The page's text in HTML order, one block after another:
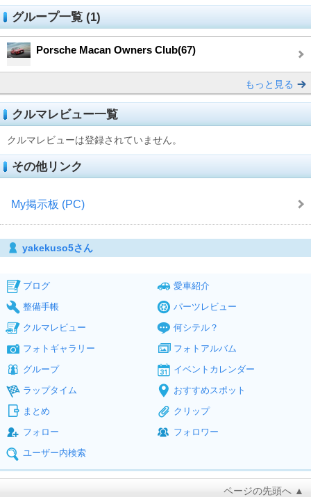
グループ一覧 (1)
Porsche Macan Owners Club(67)
もっと見る
クルマレビュー一覧
クルマレビューは登録されていません。
その他リンク
My掲示板 (PC)
yakekuso5さん
ブログ
愛車紹介
整備手帳
パーツレビュー
クルマレビュー
何シテル？
フォトギャラリー
フォトアルバム
グループ
イベントカレンダー
ラップタイム
おすすめスポット
まとめ
クリップ
フォロー
フォロワー
ユーザー内検索
ページの先頭へ ▲